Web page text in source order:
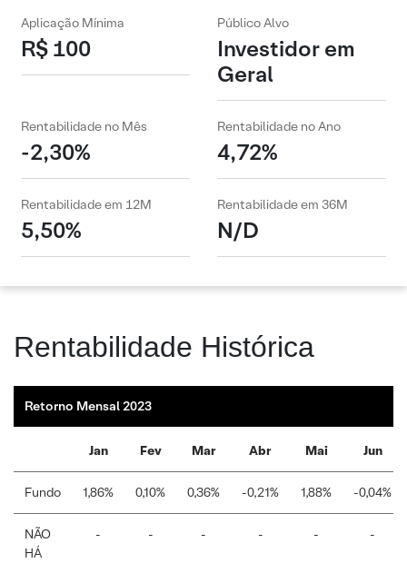
Aplicação Mínima
R$ 100
Público Alvo
Investidor em
Geral
Rentabilidade no Mês
-2,30%
Rentabilidade no Ano
4,72%
Rentabilidade em 12M
5,50%
Rentabilidade em 36M
N/D
Rentabilidade Histórica
Retorno Mensal 2023
Jan Fev Mar Abr Mai Jun
Fundo 1,86% 0,10% 0,36% -0,21% 1,88% -0,04%
NÃO
HÁ
- - - - - -